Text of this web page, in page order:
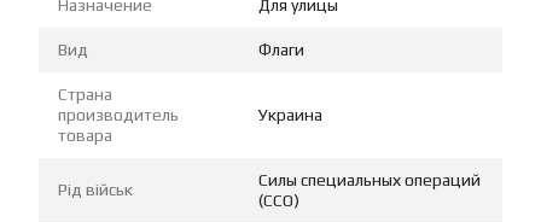
Назначение Для улицы
Вид Флаги
Страна
производитель
товара
Украина
Рід військ
Силы специальных операций
(ССО)